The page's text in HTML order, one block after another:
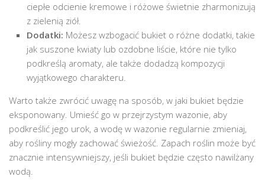
ciepłe odcienie kremowe i różowe świetnie zharmonizują
z zielenią ziół.
Dodatki: Możesz wzbogacić bukiet o różne dodatki, takie
jak suszone kwiaty lub ozdobne liście, które nie tylko
podkreślą aromaty, ale także dodadzą kompozycji
wyjątkowego charakteru.
Warto także zwrócić uwagę na sposób, w jaki bukiet będzie
eksponowany. Umieść go w przejrzystym wazonie, aby
podkreślić jego urok, a wodę w wazonie regularnie zmieniaj,
aby rośliny mogły zachować świeżość. Zapach roślin może być
znacznie intensywniejszy, jeśli bukiet będzie często nawilżany
wodą.